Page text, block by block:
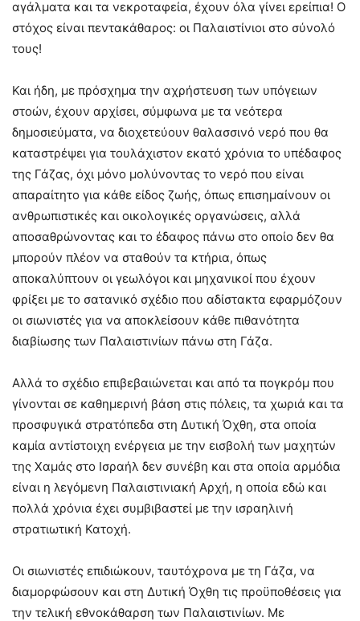
αγάλματα και τα νεκροταφεία, έχουν όλα γίνει ερείπια! Ο
στόχος είναι πεντακάθαρος: οι Παλαιστίνιοι στο σύνολό
τους!
Και ήδη, με πρόσχημα την αχρήστευση των υπόγειων
στοών, έχουν αρχίσει, σύμφωνα με τα νεότερα
δημοσιεύματα, να διοχετεύουν θαλασσινό νερό που θα
καταστρέψει για τουλάχιστον εκατό χρόνια το υπέδαφος
της Γάζας, όχι μόνο μολύνοντας το νερό που είναι
απαραίτητο για κάθε είδος ζωής, όπως επισημαίνουν οι
ανθρωπιστικές και οικολογικές οργανώσεις, αλλά
αποσαθρώνοντας και το έδαφος πάνω στο οποίο δεν θα
μπορούν πλέον να σταθούν τα κτήρια, όπως
αποκαλύπτουν οι γεωλόγοι και μηχανικοί που έχουν
φρίξει με το σατανικό σχέδιο που αδίστακτα εφαρμόζουν
οι σιωνιστές για να αποκλείσουν κάθε πιθανότητα
διαβίωσης των Παλαιστινίων πάνω στη Γάζα.
Αλλά το σχέδιο επιβεβαιώνεται και από τα πογκρόμ που
γίνονται σε καθημερινή βάση στις πόλεις, τα χωριά και τα
προσφυγικά στρατόπεδα στη Δυτική Όχθη, στα οποία
καμία αντίστοιχη ενέργεια με την εισβολή των μαχητών
της Χαμάς στο Ισραήλ δεν συνέβη και στα οποία αρμόδια
είναι η λεγόμενη Παλαιστινιακή Αρχή, η οποία εδώ και
πολλά χρόνια έχει συμβιβαστεί με την ισραηλινή
στρατιωτική Κατοχή.
Οι σιωνιστές επιδιώκουν, ταυτόχρονα με τη Γάζα, να
διαμορφώσουν και στη Δυτική Όχθη τις προϋποθέσεις για
την τελική εθνοκάθαρση των Παλαιστινίων. Με